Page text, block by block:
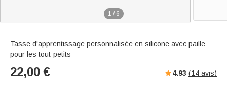
1 / 6
Tasse d'apprentissage personnalisée en silicone avec paille
pour les tout-petits
22,00 € 4.93 (14 avis)